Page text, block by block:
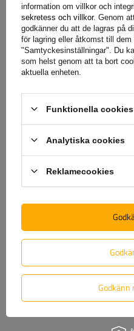
bekväm tömning av flaket
Garanti
När du köper en produkt
garanti.
Tack vare detta kan
dig för konsekvenserna av
säkerställa din
att lämna in eventuella
– allt du behöver göra är att
Har du frågor om valet eller
produkter? Kontakta oss!
gärna all information du
information om villkor och
sekretess och villkor. Genom
godkänner du att de lagras på
för lagring eller åtkomst till
"Samtyckesinställningar". Du
som helst genom att ta bort
aktuella enheten.
Funktionella
Analytiska cookies
Reklamecookies
Godkänn